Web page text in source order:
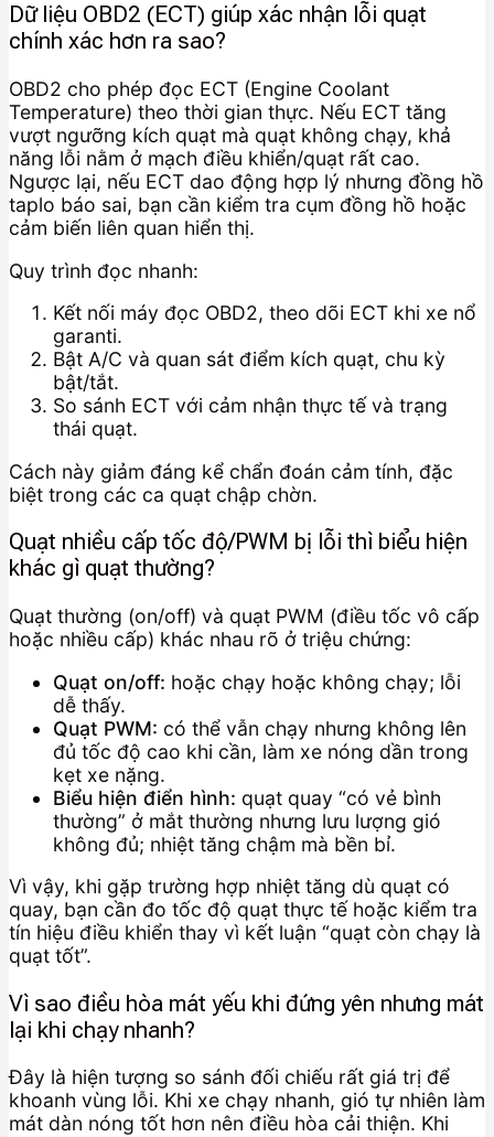
Dữ liệu OBD2 (ECT) giúp xác nhận lỗi quạt
chính xác hơn ra sao?
OBD2 cho phép đọc ECT (Engine Coolant
Temperature) theo thời gian thực. Nếu ECT tăng
vượt ngưỡng kích quạt mà quạt không chạy, khả
năng lỗi nằm ở mạch điều khiển/quạt rất cao.
Ngược lại, nếu ECT dao động hợp lý nhưng đồng hồ
taplo báo sai, bạn cần kiểm tra cụm đồng hồ hoặc
cảm biến liên quan hiển thị.
Quy trình đọc nhanh:
Kết nối máy đọc OBD2, theo dõi ECT khi xe nổ
garanti.
Bật A/C và quan sát điểm kích quạt, chu kỳ
bật/tắt.
So sánh ECT với cảm nhận thực tế và trạng
thái quạt.
Cách này giảm đáng kể chẩn đoán cảm tính, đặc
biệt trong các ca quạt chập chờn.
Quạt nhiều cấp tốc độ/PWM bị lỗi thì biểu hiện
khác gì quạt thường?
Quạt thường (on/off) và quạt PWM (điều tốc vô cấp
hoặc nhiều cấp) khác nhau rõ ở triệu chứng:
Quạt on/off: hoặc chạy hoặc không chạy; lỗi
dễ thấy.
Quạt PWM: có thể vẫn chạy nhưng không lên
đủ tốc độ cao khi cần, làm xe nóng dần trong
kẹt xe nặng.
Biểu hiện điển hình: quạt quay “có vẻ bình
thường” ở mắt thường nhưng lưu lượng gió
không đủ; nhiệt tăng chậm mà bền bỉ.
Vì vậy, khi gặp trường hợp nhiệt tăng dù quạt có
quay, bạn cần đo tốc độ quạt thực tế hoặc kiểm tra
tín hiệu điều khiển thay vì kết luận “quạt còn chạy là
quạt tốt”.
Vì sao điều hòa mát yếu khi đứng yên nhưng mát
lại khi chạy nhanh?
Đây là hiện tượng so sánh đối chiếu rất giá trị để
khoanh vùng lỗi. Khi xe chạy nhanh, gió tự nhiên làm
mát dàn nóng tốt hơn nên điều hòa cải thiện. Khi